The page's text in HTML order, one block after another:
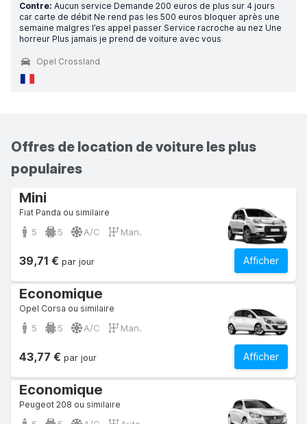
Contre: Aucun service Demande 200 euros de plus sur 4 jours
car carte de débit Ne rend pas les 500 euros bloquer après une
semaine malgres l’es appel passer Service racroche au nez Une
horreur Plus jamais je prend de voiture avec vous
Opel Crossland
Offres de location de voiture les plus
populaires
Mini
Fiat Panda ou similaire
5 5 A/C Man.
Afficher
39,71 € par jour
Economique
Opel Corsa ou similaire
5 5 A/C Man.
Afficher
43,77 € par jour
Economique
Peugeot 208 ou similaire